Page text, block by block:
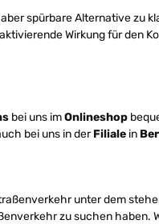
spürbare Alternative zu
Wirkung für den
bei uns imOnlineshop
bei uns in derFiliale in
unter dem
zu suchen haben.